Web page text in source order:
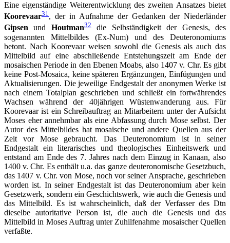
Eine eigenständige Weiterentwicklung des zweiten Ansatzes bietet
Koorevaar31, der in Aufnahme der Gedanken der Niederländer
Gipsenund Houtman32die Selbständigkeit der Genesis, des
sogenannten Mittelbildes (Ex-Num) und des Deuteronomiums
betont. Nach Koorevaar weisen sowohl die Genesis als auch das
Mittelbild auf eine abschließende Entstehungszeit am Ende der
mosaischen Periode in den Ebenen Moabs, also 1407 v. Chr. Es gibt
keine Post-Mosaica, keine späteren Ergänzungen, Einfügungen und
Aktualisierungen. Die jeweilige Endgestalt der anonymen Werke ist
nach einem Totalplan geschrieben und schließt ein fortwährendes
Wachsen während der 40jährigen Wüstenwanderung aus. Für
Koorevaar ist ein Schreibauftrag an Mitarbeitern unter der Aufsicht
Moses eher annehmbar als eine Abfassung durch Mose selbst. Der
Autor des Mittelbildes hat mosaische und andere Quellen aus der
Zeit vor Mose gebraucht. Das Deuteronomium ist in seiner
Endgestalt ein literarisches und theologisches Einheitswerk und
entstand am Ende des 7. Jahres nach dem Einzug in Kanaan, also
1400 v. Chr. Es enthält u.a. das ganze deuteronomische Gesetzbuch,
das 1407 v. Chr. von Mose, noch vor seiner Ansprache, geschrieben
worden ist. In seiner Endgestalt ist das Deuteronomium aber kein
Gesetzwerk, sondern ein Geschichtswerk, wie auch die Genesis und
das Mittelbild. Es ist wahrscheinlich, daß der Verfasser des Dtn
dieselbe autoritative Person ist, die auch die Genesis und das
Mittelbild in Moses Auftrag unter Zuhilfenahme mosaischer Quellen
verfaßte.